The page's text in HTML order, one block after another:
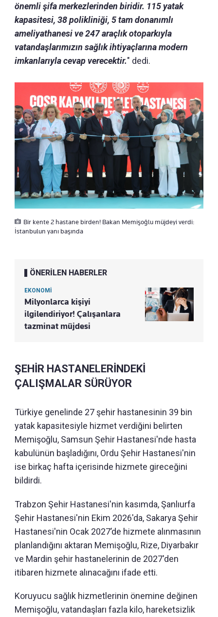
önemli şifa merkezlerinden biridir. 115 yatak
kapasitesi, 38 polikliniği, 5 tam donanımlı
ameliyathanesi ve 247 araçlık otoparkıyla
vatandaşlarımızın sağlık ihtiyaçlarına modern
imkanlarıyla cevap verecektir." dedi.
Bir kente 2 hastane birden! Bakan Memişoğlu müjdeyi verdi:
İstanbulun yanı başında
ÖNERİLEN HABERLER
EKONOMİ
Milyonlarca kişiyi
ilgilendiriyor! Çalışanlara
tazminat müjdesi
ŞEHİR HASTANELERİNDEKİ
ÇALIŞMALAR SÜRÜYOR
Türkiye genelinde 27 şehir hastanesinin 39 bin
yatak kapasitesiyle hizmet verdiğini belirten
Memişoğlu, Samsun Şehir Hastanesi'nde hasta
kabulünün başladığını, Ordu Şehir Hastanesi'nin
ise birkaç hafta içerisinde hizmete gireceğini
bildirdi.
Trabzon Şehir Hastanesi'nin kasımda, Şanlıurfa
Şehir Hastanesi'nin Ekim 2026'da, Sakarya Şehir
Hastanesi'nin Ocak 2027’de hizmete alınmasının
planlandığını aktaran Memişoğlu, Rize, Diyarbakır
ve Mardin şehir hastanelerinin de 2027'den
itibaren hizmete alınacağını ifade etti.
Koruyucu sağlık hizmetlerinin önemine değinen
Memişoğlu, vatandaşları fazla kilo, hareketsizlik